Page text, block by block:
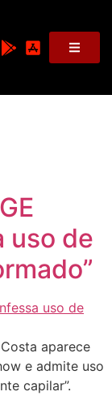
uso de
aparece
e admite uso
capilar”.